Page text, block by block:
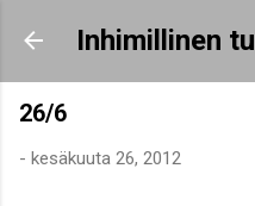
Siirry
Inhimillinen
26/6
- kesäkuuta 26, 2012